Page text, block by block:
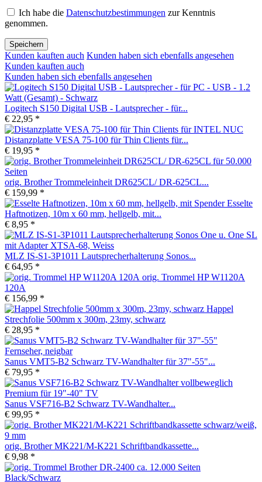
Ich habe die Datenschutzbestimmungen zur Kenntnis
genommen.
Speichern
Kunden kauften auch Kunden haben sich ebenfalls angesehen
Kunden kauften auch
Kunden haben sich ebenfalls angesehen
Logitech S150 Digital USB - Lautsprecher - für...
€ 22,95 *
Distanzplatte VESA 75-100 für Thin Clients für...
€ 19,95 *
orig. Brother Trommeleinheit DR625CL/ DR-625CL...
€ 159,99 *
Esselte
Haftnotizen, 10m x 60 mm, hellgelb, mit...
€ 8,95 *
MLZ IS-S1-3P1011 Lautsprecherhalterung Sonos...
€ 64,95 *
orig. Trommel HP W1120A
120A
€ 156,99 *
Happel
Strechfolie 500mm x 300m, 23my, schwarz
€ 28,95 *
Sanus VMT5-B2 Schwarz TV-Wandhalter für 37"-55"...
€ 79,95 *
Sanus VSF716-B2 Schwarz TV-Wandhalter...
€ 99,95 *
orig. Brother MK221/M-K221 Schriftbandkassette...
€ 9,98 *